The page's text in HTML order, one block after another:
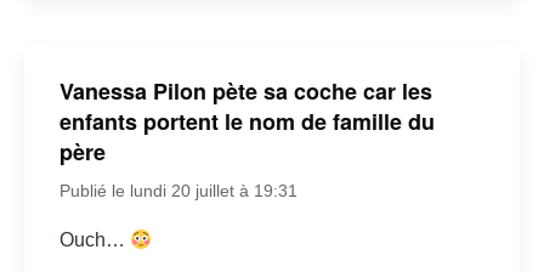
Vanessa Pilon pète sa coche car les
enfants portent le nom de famille du
père
Publié le lundi 20 juillet à 19:31
Ouch…